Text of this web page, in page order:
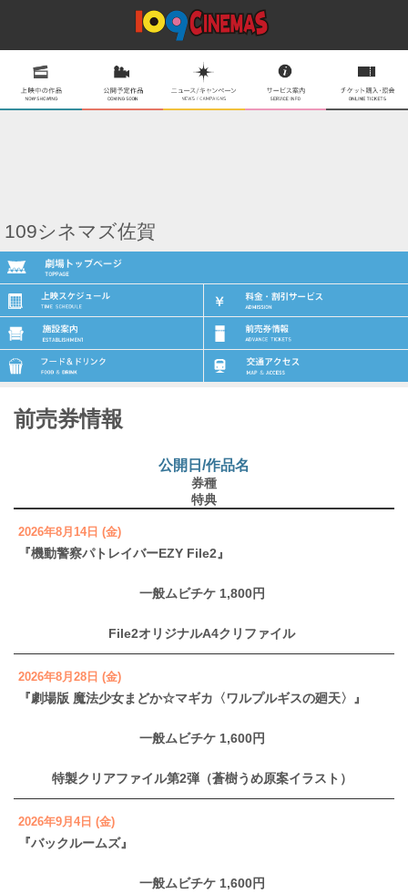
109シネマズ佐賀
前売券情報
公開日/作品名
券種
特典
2026年8月14日 (金)
『機動警察パトレイバーEZY File2』
一般ムビチケ 1,800円
File2オリジナルA4クリファイル
2026年8月28日 (金)
『劇場版 魔法少女まどか☆マギカ〈ワルプルギスの廻天〉』
一般ムビチケ 1,600円
特製クリアファイル第2弾（蒼樹うめ原案イラスト）
2026年9月4日 (金)
『バックルームズ』
一般ムビチケ 1,600円